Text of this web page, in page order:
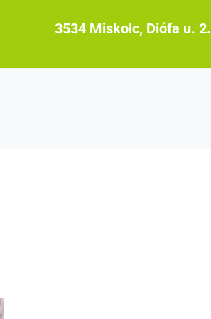
3534 Miskolc, Diófa u. 2.